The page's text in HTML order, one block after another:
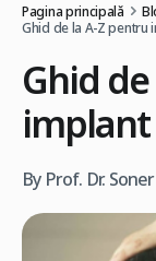
Pagina principală
Ghid de la A-Z pentru
Ghid
By Prof. Dr.